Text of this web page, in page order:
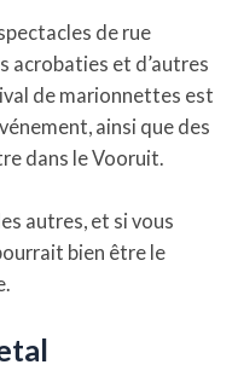
de rue
acrobaties et d’autres
de marionnettes est
ainsi que des
dans le Vooruit.
autres, et si vous
bien être le